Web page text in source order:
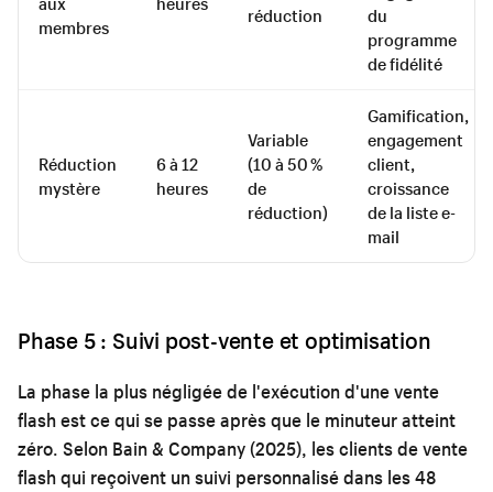
membres
réduction
du
programme
de fidélité
Réduction
mystère
6 à 12
heures
Variable
(10 à 50 %
de
réduction)
Gamification,
engagement
client,
croissance
de la liste e-
mail
Phase 5 : Suivi post-vente et optimisation
La phase la plus négligée de l'exécution d'une vente
flash est ce qui se passe après que le minuteur atteint
zéro. Selon Bain & Company (2025), les clients de vente
flash qui reçoivent un suivi personnalisé dans les 48